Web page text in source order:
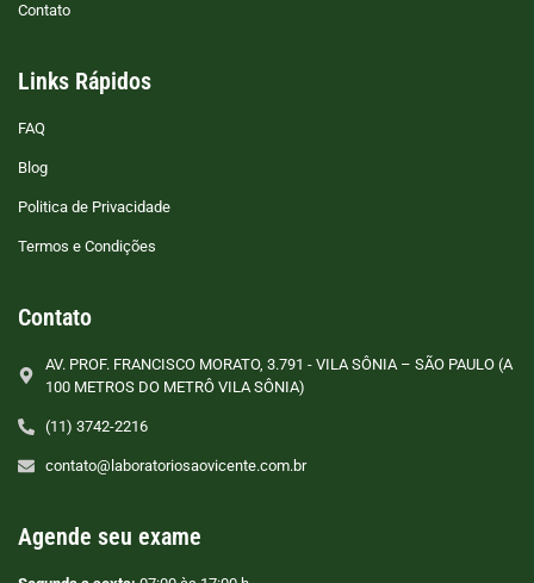
Contato
Links Rápidos
FAQ
Blog
Politica de Privacidade
Termos e Condições
Contato
AV. PROF. FRANCISCO MORATO, 3.791 - VILA SÔNIA – SÃO PAULO (A
100 METROS DO METRÔ VILA SÔNIA)
(11) 3742-2216
contato@laboratoriosaovicente.com.br
Agende seu exame